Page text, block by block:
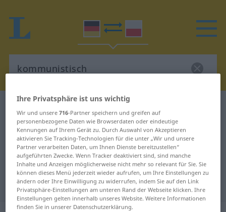
Deutsch-Polnisch Übersetzung für
"kommunistisch"
"kommunistisch" Polnisch
Übersetzung
Ihre Privatsphäre ist uns wichtig
Wir und unsere716-Partner speichern und greifen auf
personenbezogene Daten wie Browserdaten oder eindeutige
Kennungen auf Ihrem Gerät zu. Durch Auswahl von Akzeptieren
aktivieren Sie Tracking-Technologien für die unter „Wir und unsere
Partner verarbeiten Daten, um Ihnen Dienste bereitzustellen“
aufgeführten Zwecke. Wenn Tracker deaktiviert sind, sind manche
Inhalte und Anzeigen möglicherweise nicht mehr so relevant für Sie. Sie
können dieses Menü jederzeit wieder aufrufen, um Ihre Einstellungen zu
ändern oder Ihre Einwilligung zu widerrufen, indem Sie auf den Link
Privatsphäre-Einstellungen am unteren Rand der Webseite klicken. Ihre
Einstellungen gelten innerhalb unseres Website. Weitere Informationen
finden Sie in unserer Datenschutzerklärung.